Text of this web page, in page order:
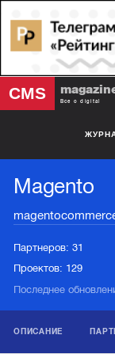
CMS Все о digital
Magento
Партнеров:31
Проектов: 129
Последнее
ОПИСАНИЕ